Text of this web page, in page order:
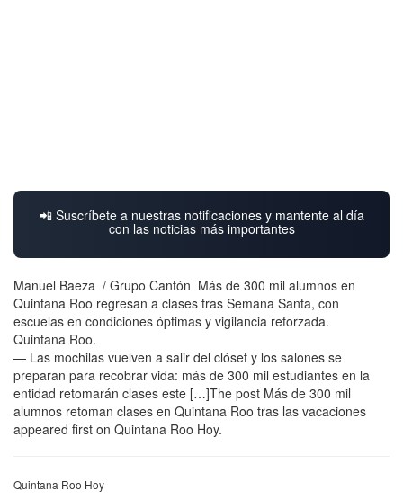
📲 Suscríbete a nuestras notificaciones y mantente al día
con las noticias más importantes
Manuel Baeza / Grupo Cantón Más de 300 mil alumnos en
Quintana Roo regresan a clases tras Semana Santa, con
escuelas en condiciones óptimas y vigilancia reforzada.
Quintana Roo.
— Las mochilas vuelven a salir del clóset y los salones se
preparan para recobrar vida: más de 300 mil estudiantes en la
entidad retomarán clases este […]The post Más de 300 mil
alumnos retoman clases en Quintana Roo tras las vacaciones
appeared first on Quintana Roo Hoy.
Quintana Roo Hoy